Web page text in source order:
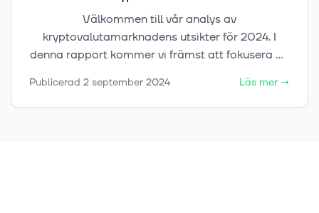
Välkommen till vår analys av
kryptovalutamarknadens utsikter för 2024. I
denna rapport kommer vi främst att fokusera på
kryptovalutamarknaden som helhet.
Publicerad 2 september 2024 Läs mer→